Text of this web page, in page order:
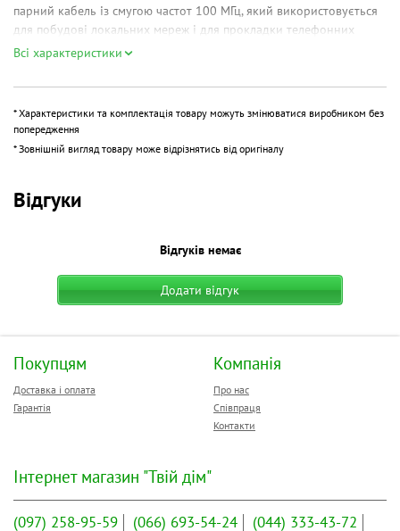
парний кабель із смугою частот 100 МГц, який використовується
для побудові локальних мереж і для прокладки телефонних
ліній, а також підтримує швидкість передачі даних до 100 Мбіт/з
виробник комп'ютерних аксесуарів і периферії. Чітка стратегія
компанія швидко зайняла лідируючі позиції серед світових
постачальників кабельної продукції, комп'ютерних аксесуарів і
Довжина:
Всі характеристики
* Характеристики та комплектація товару можуть змінюватися виробником без
попередження
* Зовнішній вигляд товару може відрізнятись від оригіналу
Відгуки
Відгуків немає
Додати відгук
Покупцям
Доставка і оплата
Гарантія
Компанія
Про нас
Співпраця
Контакти
Інтернет магазин "Твій дім"
(097) 258-95-59 (066) 693-54-24 (044) 333-43-72